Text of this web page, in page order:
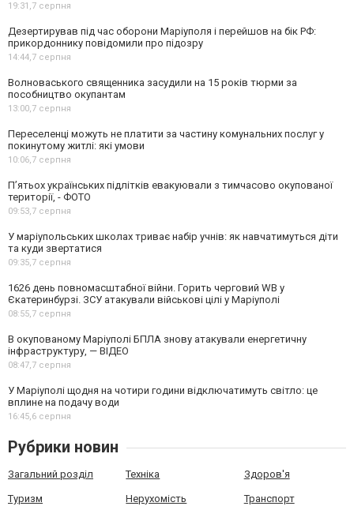
19:31,7 серпня
Дезертирував під час оборони Маріуполя і перейшов на бік РФ:
прикордоннику повідомили про підозру
14:44,7 серпня
Волноваського священника засудили на 15 років тюрми за
пособництво окупантам
13:00,7 серпня
Переселенці можуть не платити за частину комунальних послуг у
покинутому житлі: які умови
10:06,7 серпня
П’ятьох українських підлітків евакуювали з тимчасово окупованої
території, - ФОТО
09:53,7 серпня
У маріупольських школах триває набір учнів: як навчатимуться діти
та куди звертатися
09:35,7 серпня
1626 день повномасштабної війни. Горить черговий WB у
Єкатеринбурзі. ЗСУ атакували військові цілі у Маріуполі
08:55,7 серпня
В окупованому Маріуполі БПЛА знову атакували енергетичну
інфраструктуру, — ВІДЕО
08:47,7 серпня
У Маріуполі щодня на чотири години відключатимуть світло: це
вплине на подачу води
16:45,6 серпня
Рубрики новин
Загальний розділ Техніка Здоров'я
Туризм Нерухомість Транспорт